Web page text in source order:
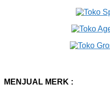
MENJUAL MERK :